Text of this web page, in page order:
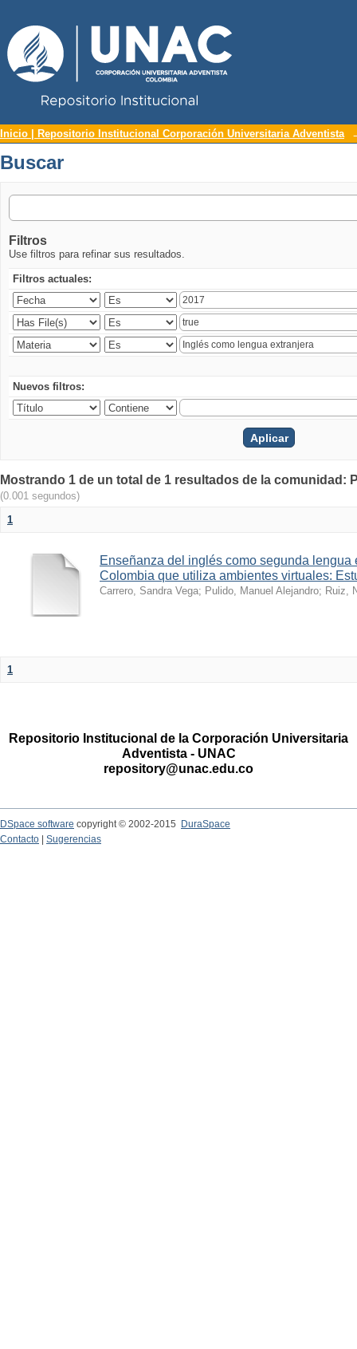
Buscar
Inicio | Repositorio Institucional Corporación Universitaria Adventista
Buscar
Filtros
Use filtros para refinar sus resultados.
Filtros actuales:
Nuevos filtros:
Mostrando 1 de un total de 1 resultados de la comunidad:
(0.001 segundos)
1
Enseñanza del inglés como segunda lengua
Colombia que utiliza ambientes virtuales:
Carrero, Sandra Vega; Pulido, Manuel Alejandro; Ruiz,
1
Repositorio Institucional de la Corporación Universitaria
Adventista - UNAC
repository@unac.edu.co
DSpace software copyright © 2002-2015
DuraSpace
Contacto
Sugerencias